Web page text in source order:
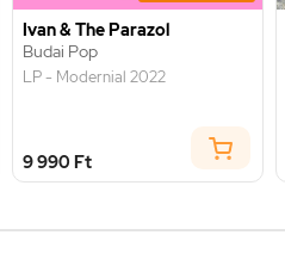
Ivan & The Parazol
Budai Pop
LP - Modernial 2022
9 990 Ft